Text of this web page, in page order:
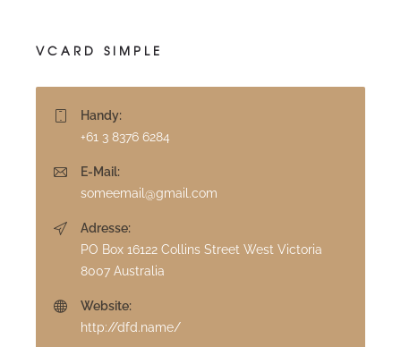
VCARD SIMPLE
Handy:
+61 3 8376 6284
E-Mail:
someemail@gmail.com
Adresse:
PO Box 16122 Collins Street West Victoria
8007 Australia
Website:
http://dfd.name/